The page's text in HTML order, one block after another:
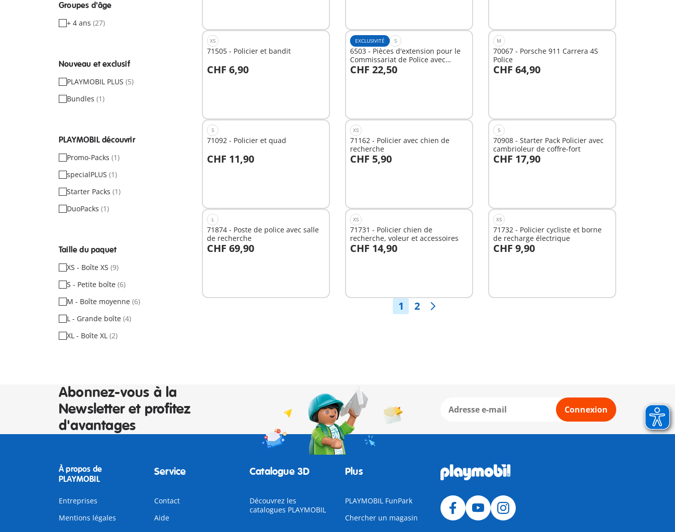
Groupes d'âge
+ 4 ans (27)
Nouveau et exclusif
PLAYMOBIL PLUS (5)
Bundles (1)
PLAYMOBIL découvrir
Promo-Packs (1)
specialPLUS (1)
Starter Packs (1)
DuoPacks (1)
Taille du paquet
XS - Boîte XS (9)
S - Petite boîte (6)
M - Boîte moyenne (6)
L - Grande boîte (4)
XL - Boîte XL (2)
XS
71505 - Policier et bandit
CHF 6,90
Au panier
EXCLUSIVITÉ S
6503 - Pièces d'extension pour le
Commissariat de Police avec
Prison/Système d'alarme
CHF 22,50
Au panier
M
70067 - Porsche 911 Carrera 4S
Police
CHF 64,90
Au panier
S
71092 - Policier et quad
CHF 11,90
Au panier
XS
71162 - Policier avec chien de
recherche
CHF 5,90
Au panier
S
70908 - Starter Pack Policier avec
cambrioleur de coffre-fort
CHF 17,90
L
71874 - Poste de police avec salle
de recherche
CHF 69,90
Au panier
XS
71731 - Policier chien de
recherche, voleur et accessoires
CHF 14,90
Au panier
XS
71732 - Policier cycliste et borne
de recharge électrique
CHF 9,90
Au panier
1 2
Abonnez-vous à la
Newsletter et profitez
d'avantages
Connexion
À propos de
PLAYMOBIL
Entreprises
Mentions légales
Service
Contact
Aide
Catalogue 3D
Découvrez les
catalogues PLAYMOBIL
Plus
PLAYMOBIL FunPark
Chercher un magasin